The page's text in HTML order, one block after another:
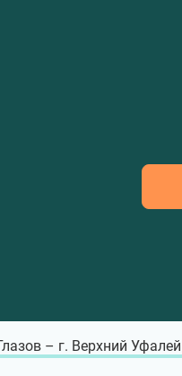
– г. Верхний Уфалей